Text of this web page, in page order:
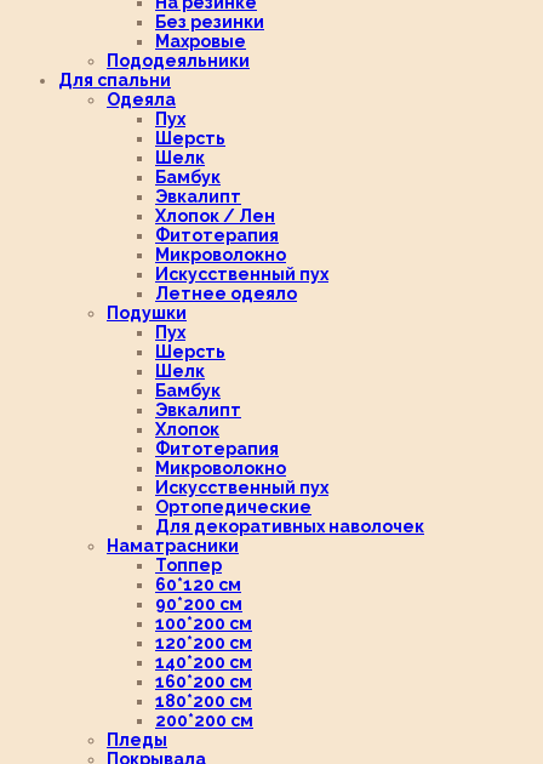
Без резинки
Махровые
Пододеяльники
Для спальни
Одеяла
Пух
Шерсть
Шелк
Бамбук
Эвкалипт
Хлопок / Лен
Фитотерапия
Микроволокно
Искусственный пух
Летнее одеяло
Подушки
Пух
Шерсть
Шелк
Бамбук
Эвкалипт
Хлопок
Фитотерапия
Микроволокно
Искусственный пух
Ортопедические
Для декоративных наволочек
Наматрасники
Топпер
60*120 см
90*200 см
100*200 см
120*200 см
140*200 см
160*200 см
180*200 см
200*200 см
Пледы
Покрывала